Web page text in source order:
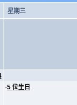
星期三
·5 位生日